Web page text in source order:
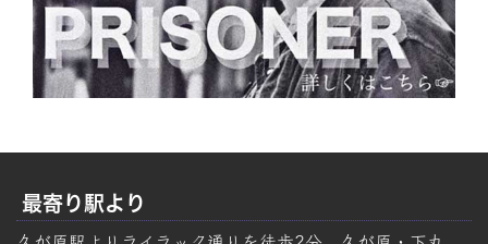
最寄り駅より